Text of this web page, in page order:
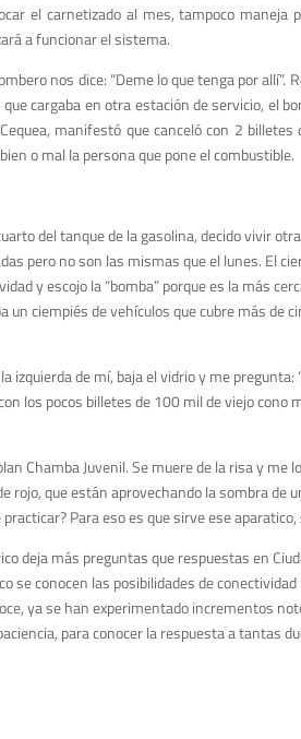
el carnetizadoal mes, tampoco maneja
a funcionar el sistema.
nos dice: “Deme lo que tenga por allí”.
cargaba en otraestación de servicio, el
equea, manifestó que canceló con 2 billetes
o mal la persona que pone el combustible.
del tanque de la gasolina, decido vivir
pero no son las mismas que el lunes. El
yescojo la“bomba”porque es la más
un ciempiésde vehículosque cubre másde
izquierda de mí, baja el vidrio y me pregunta:
los pocos billetes de 100 milde viejo cono
Chamba Juvenil. Se muere de la risa y me
rojo, que están aprovechando la sombra de
Para eso es que sirve ese
deja más preguntas que respuestas en
se conocen las posibilidades de
ya se han experimentado incrementos
para conocer la respuesta a tantas